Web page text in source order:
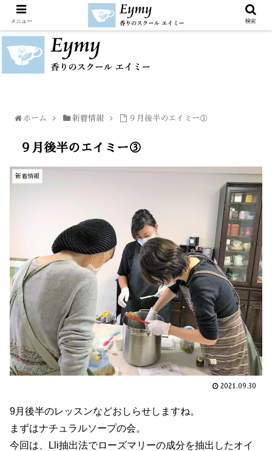
ホーム 新着情報 ９月後半のエイミー③
９月後半のエイミー③
新着情報
2021.09.30
9月後半のレッスンなどおしらせしますね。
まずはナチュラルソープの会。
今回は、Lli抽出法でローズマリーの成分を抽出したオイ
メニュー 検索